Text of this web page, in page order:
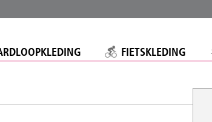
FIETSKLEDING